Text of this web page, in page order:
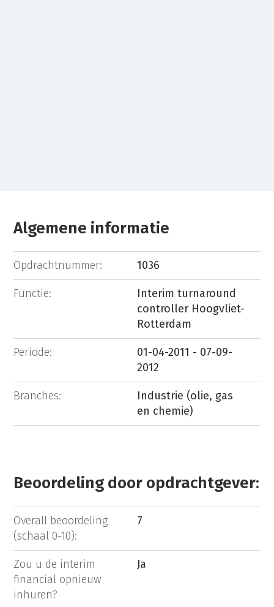
Algemene informatie
Opdrachtnummer: 1036
Functie:
Interim turnaround
controller Hoogvliet-
Rotterdam
Periode:
01-04-2011 - 07-09-
2012
Branches:
Industrie (olie, gas
en chemie)
Beoordeling door opdrachtgever:
Overall beoordeling
(schaal 0-10):
7
Zou u de interim
financial opnieuw
inhuren?
Ja